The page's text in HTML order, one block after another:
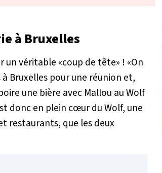
à Bruxelles
un véritable «coup de tête» ! «On
Bruxelles pour une réunion et,
une bière avec Mallou au Wolf
donc en plein cœur du Wolf, une
restaurants, que les deux